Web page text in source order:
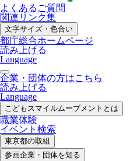
よくあるご質問
関連リンク集
文字サイズ・色合い
都庁総合ホームページ
読み上げる
Language
企業・団体の方はこちら
読み上げる
Language
こどもスマイルムーブメントとは
職業体験
イベント検索
東京都の取組
参画企業・ 団体を知る